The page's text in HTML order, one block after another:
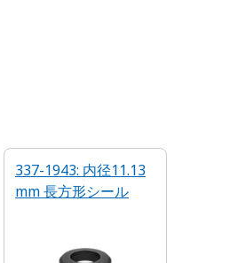
337-1943: 内径11.13
mm 長方形シール